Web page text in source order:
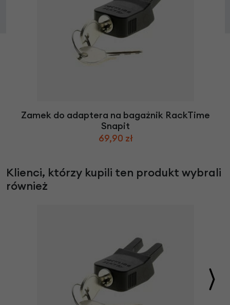
Zamek do adaptera na bagażnik RackTime
Snapit
69,90 zł
Klienci, którzy kupili ten produkt wybrali
również